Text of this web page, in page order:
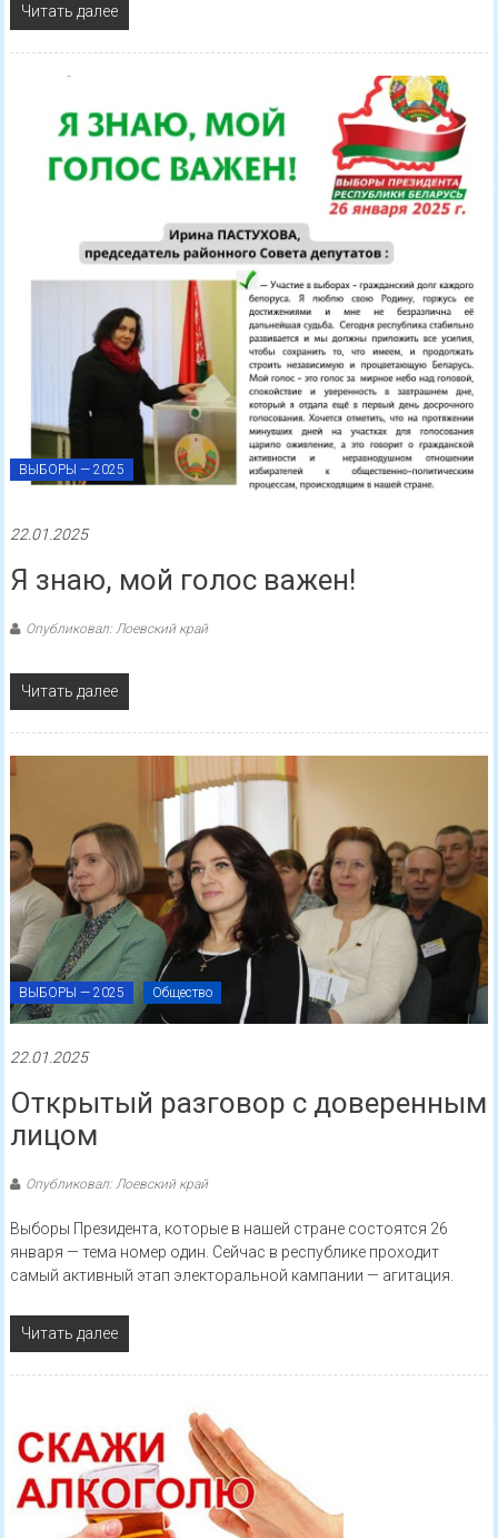
Читать далее
ВЫБОРЫ — 2025
22.01.2025
Я знаю, мой голос важен!
Опубликовал: Лоевский край
Читать далее
ВЫБОРЫ — 2025 Общество
22.01.2025
Открытый разговор с доверенным
лицом
Опубликовал: Лоевский край
Выборы Президента, которые в нашей стране состоятся 26
января — тема номер один. Сейчас в республике проходит
самый активный этап электоральной кампании — агитация.
Читать далее